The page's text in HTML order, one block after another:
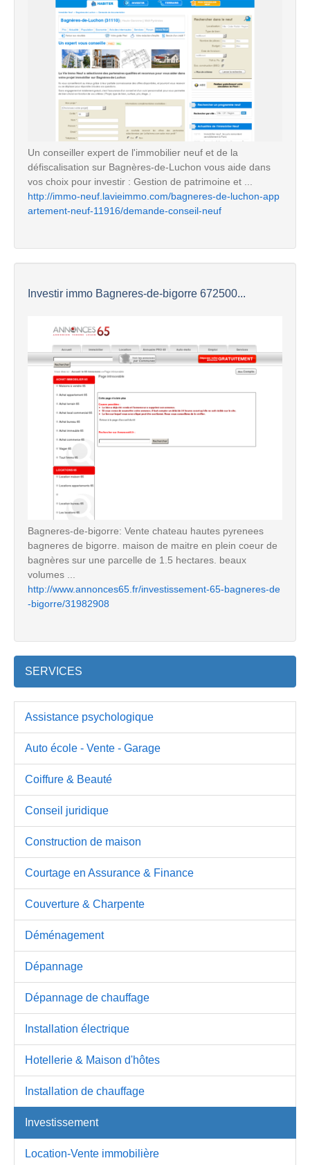
Un conseiller expert de l'immobilier neuf et de la
défiscalisation sur Bagnères-de-Luchon vous aide dans
vos choix pour investir : Gestion de patrimoine et ...
http://immo-neuf.lavieimmo.com/bagneres-de-luchon-app
artement-neuf-11916/demande-conseil-neuf
Investir immo Bagneres-de-bigorre 672500...
Bagneres-de-bigorre: Vente chateau hautes pyrenees
bagneres de bigorre. maison de maitre en plein coeur de
bagnères sur une parcelle de 1.5 hectares. beaux
volumes ...
http://www.annonces65.fr/investissement-65-bagneres-de
-bigorre/31982908
SERVICES
Assistance psychologique
Auto école - Vente - Garage
Coiffure & Beauté
Conseil juridique
Construction de maison
Courtage en Assurance & Finance
Couverture & Charpente
Déménagement
Dépannage
Dépannage de chauffage
Installation électrique
Hotellerie & Maison d'hôtes
Installation de chauffage
Investissement
Location-Vente immobilière